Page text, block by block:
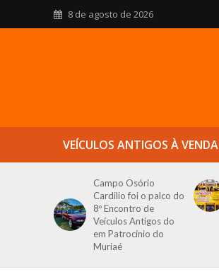
8 de agosto de 2026
VEÍCULOS ANTIGOS À VENDA
Campo Osório
Cardilio foi o palco do
8º Encontro de
Veículos Antigos do
em Patrocínio do
Muriaé